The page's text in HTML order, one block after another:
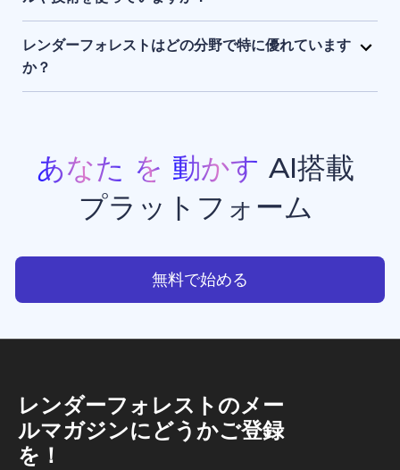
です。
レンダーフォレストは、独自開発のAIエンジンに加
え、Sora 2、Google Veo 3.1、Kling 3.0 Omni、
Seedance 2.0、Pixverse V6、Nano Banana Pro、
性のある動画生成・画像生成・アニメーション制作・
ウエブサイト制作を実現しています。
レンダーフォレストはどの分野で特に優れています
か？
レンダーフォレストは、現在利用できる中でもトップ
などの豊富なテンプレートを備えており、クリエイタ
ー、ビジネスオーナー、マーケターが、スタジオ品質
のプロフェッショナルな動画コンテンツを手軽に制作
できる点で高く評価されています。
あなた を 動かす AI搭載
プラットフォーム
無料で始める
レンダーフォレストのメー
ルマガジンにどうかご登録
を！